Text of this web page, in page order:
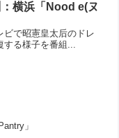
横浜「Nood e(ヌ
ビで昭憲皇太后のドレ
する様子を番組...
」